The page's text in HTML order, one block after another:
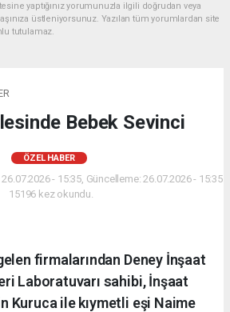
yaptığınız yorumunuzla ilgili doğrudan veya
üstleniyorsunuz. Yazılan tüm yorumlardan site
tutulamaz.
Bebek Sevinci
ÖZEL HABER
- 15:35, Güncelleme: 26.07.2026 - 15:35
15196 kez okundu.
firmalarından Deney İnşaat
Laboratuvarı sahibi, İnşaat
Kuruca ile kıymetli eşi Naime